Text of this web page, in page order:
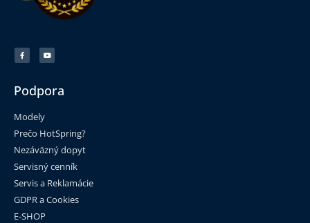
Podpora
Modely
Prečo HotSpring?
Nezáväzný dopyt
Servisný cenník
Servis a Reklamácie
GDPR a Cookies
E-SHOP